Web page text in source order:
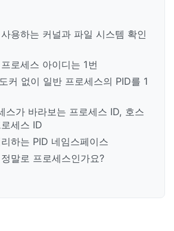
용하는 커널과 파일 시스템 확인
로세스 아이디는 1번
커 없이 일반 프로세스의 PID를 1
스가 바라보는 프로세스 ID, 호스
세스 ID
하는 PID 네임스페이스
말로 프로세스인가요?